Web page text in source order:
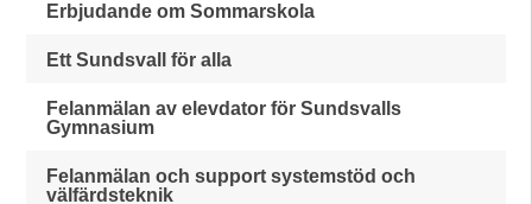
Erbjudande om Sommarskola
Ett Sundsvall för alla
Felanmälan av elevdator för Sundsvalls
Gymnasium
Felanmälan och support systemstöd och
välfärdsteknik